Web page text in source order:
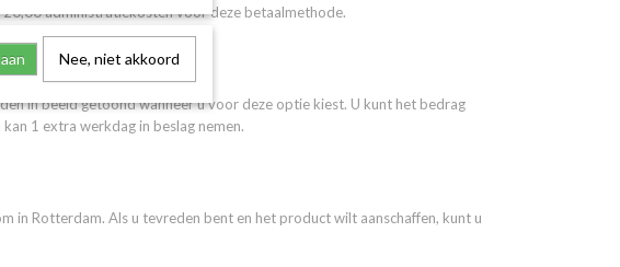
administratiekosten voor deze betaalmethode.
in beeld getoond wanneer u voor deze optie kiest. U kunt het bedrag
1 extra werkdag in beslag nemen.
in Rotterdam. Als u tevreden bent en het product wilt aanschaffen, kunt u
Nee, niet akkoord